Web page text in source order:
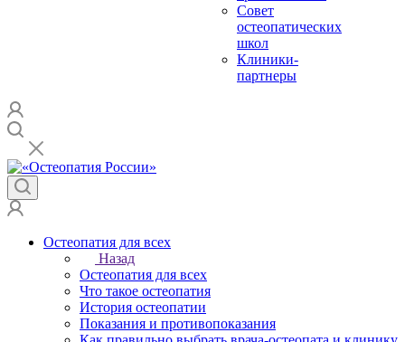
Совет
остеопатических
школ
Клиники-
партнеры
Остеопатия для всех
Назад
Остеопатия для всех
Что такое остеопатия
История остеопатии
Показания и противопоказания